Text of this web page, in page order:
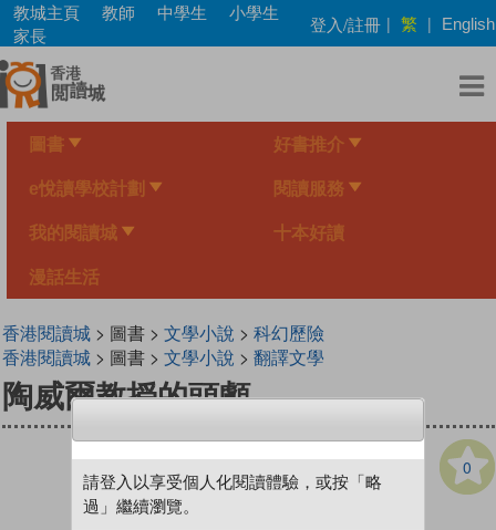
Skip
main
content
教城主頁 教師 中學生
小學生
家長
登入/註冊 | 繁 | English
圖書 好書推介
e悅讀學校計劃 閱讀服務
我的閱讀城 十本好讀
漫話生活
香港閱讀城> 圖書 > 文學小說 > 科幻歷險
香港閱讀城> 圖書 > 文學小說 > 翻譯文學
陶威爾教授的頭顱
0
請登入以享受個人化閱讀體驗，或按「略
過」繼續瀏覽。